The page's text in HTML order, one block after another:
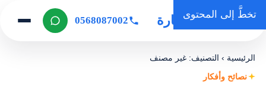
تخطَّ إلى المحتوى
روضة المنارة 0568087002
الرئيسية ›التصنيف: غير مصنف
نصائح وأفكار